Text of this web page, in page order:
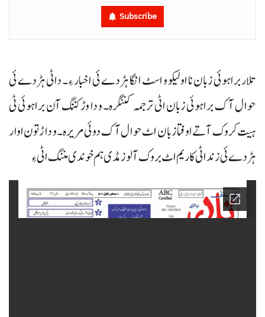
Subscribe
تلار براہوئی زبان نا اولیکو و اسٹ انگا ہڑدے ئی اخبار ءِ۔ داٹی ہڑدے ئی
حوال آک براہوئی زبان اٹی ترجمہ کننگرہ۔ و دا وڑ کننگ آن براہوئی ٹی
ہیت کروک آتے اوفتا زبان اٹ حوال آک دوئی مریرہ۔ و داڑتون اوار
ہڑدے ئی زند اٹی کاریم اٹ بروک آ لوز مڈی ہم خوندی مننگ اٹی ءِ